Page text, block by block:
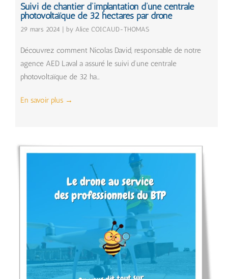
Suivi de chantier d’implantation d’une centrale
photovoltaïque de 32 hectares par drone
29 mars 2024 | by Alice COICAUD-THOMAS
Découvrez comment Nicolas David, responsable de notre
agence AED Laval a assuré le suivi d’une centrale
photovoltaïque de 32 ha…
En savoir plus →